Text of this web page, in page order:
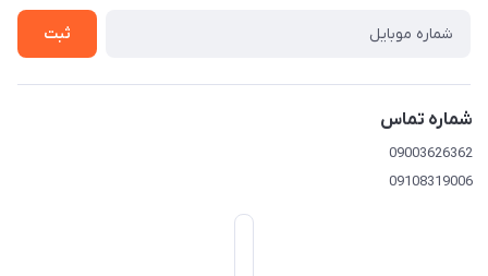
ثبت
شماره تماس
09003626362
09108319006